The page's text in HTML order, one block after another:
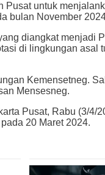
untuk
bulan November
diangkat
di lingkungan
Kemensetneg.
Mensesneg.
Pusat, Rabu (3/
20 Maret 2024.